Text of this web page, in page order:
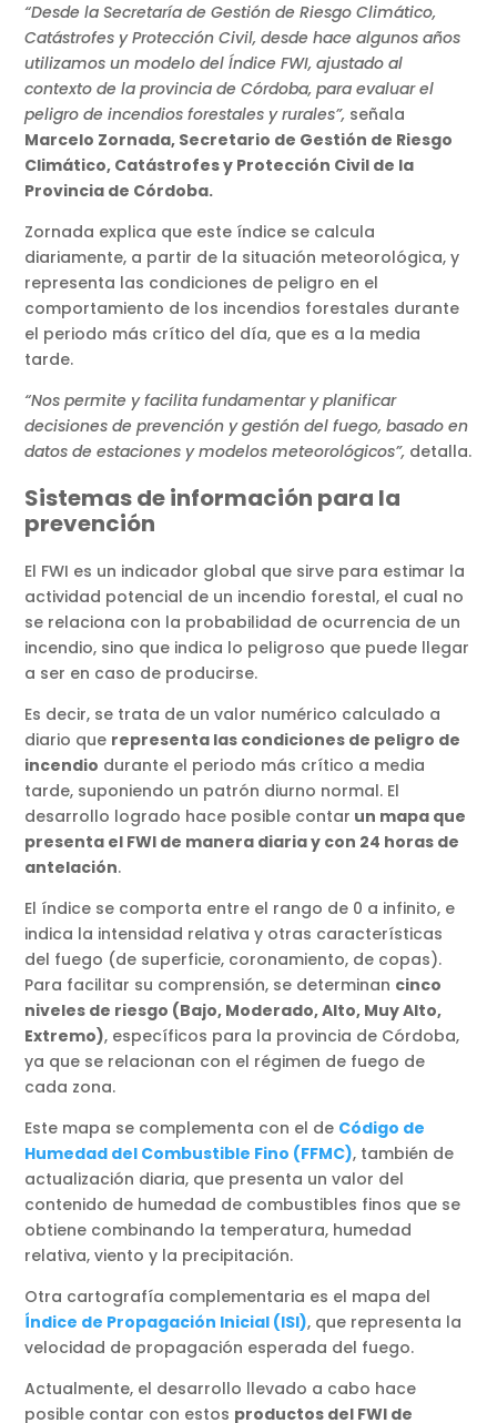
“Desde la Secretaría de Gestión de Riesgo Climático,
Catástrofes y Protección Civil, desde hace algunos años
utilizamos un modelo del Índice FWI, ajustado al
contexto de la provincia de Córdoba, para evaluar el
peligro de incendios forestales y rurales”, señala
Marcelo Zornada, Secretario de Gestión de Riesgo
Climático, Catástrofes y Protección Civil de la
Provincia de Córdoba.
Zornada explica que este índice se calcula
diariamente, a partir de la situación meteorológica, y
representa las condiciones de peligro en el
comportamiento de los incendios forestales durante
el periodo más crítico del día, que es a la media
tarde.
“Nos permite y facilita fundamentar y planificar
decisiones de prevención y gestión del fuego, basado en
datos de estaciones y modelos meteorológicos”, detalla.
Sistemas de información para la
prevención
El FWI es un indicador global que sirve para estimar la
actividad potencial de un incendio forestal, el cual no
se relaciona con la probabilidad de ocurrencia de un
incendio, sino que indica lo peligroso que puede llegar
a ser en caso de producirse.
Es decir, se trata de un valor numérico calculado a
diario que representa las condiciones de peligro de
incendio durante el periodo más crítico a media
tarde, suponiendo un patrón diurno normal. El
desarrollo logrado hace posible contar un mapa que
presenta el FWI de manera diaria y con 24 horas de
antelación.
El índice se comporta entre el rango de 0 a infinito, e
indica la intensidad relativa y otras características
del fuego (de superficie, coronamiento, de copas).
Para facilitar su comprensión, se determinan cinco
niveles de riesgo (Bajo, Moderado, Alto, Muy Alto,
Extremo), específicos para la provincia de Córdoba,
ya que se relacionan con el régimen de fuego de
cada zona.
Este mapa se complementa con el de Código de
Humedad del Combustible Fino (FFMC), también de
actualización diaria, que presenta un valor del
contenido de humedad de combustibles finos que se
obtiene combinando la temperatura, humedad
relativa, viento y la precipitación.
Otra cartografía complementaria es el mapa del
Índice de Propagación Inicial (ISI), que representa la
velocidad de propagación esperada del fuego.
Actualmente, el desarrollo llevado a cabo hace
posible contar con estos productos del FWI de